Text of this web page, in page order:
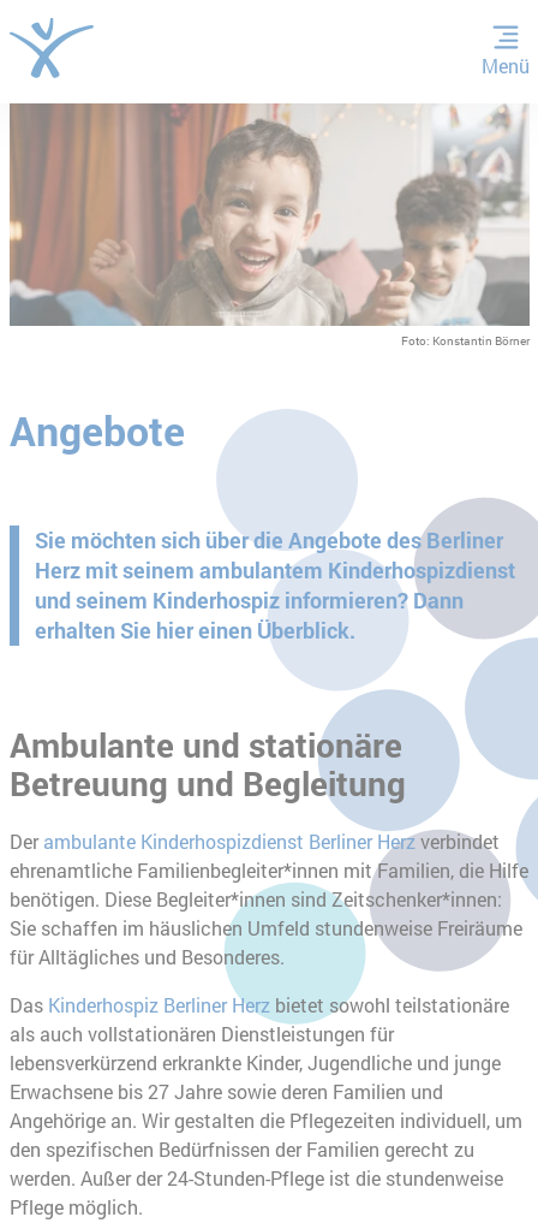
ZUM HAUPTINHALT SPRINGEN
ZUR SUCHE SPRINGEN
Menü
Foto: Konstantin Börner
Angebote
Sie möchten sich über die Angebote des Berliner
Herz mit seinem ambulantem Kinderhospizdienst
und seinem Kinderhospiz informieren? Dann
erhalten Sie hier einen Überblick.
Ambulante und stationäre
Betreuung und Begleitung
Derambulante Kinderhospizdienst Berliner Herzverbindet
ehrenamtliche Familienbegleiter*innen mit Familien, die Hilfe
benötigen. Diese Begleiter*innen sind Zeitschenker*innen:
Sie schaffen im häuslichen Umfeld stundenweise Freiräume
für Alltägliches und Besonderes.
Das Kinderhospiz Berliner Herz bietet sowohl teilstationäre
als auch vollstationären Dienstleistungen für
lebensverkürzend erkrankte Kinder, Jugendliche und junge
Erwachsene bis 27 Jahre sowie deren Familien und
Angehörige an. Wir gestalten die Pflegezeiten individuell, um
den spezifischen Bedürfnissen der Familien gerecht zu
werden. Außer der 24-Stunden-Pflege ist die stundenweise
Pflege möglich.